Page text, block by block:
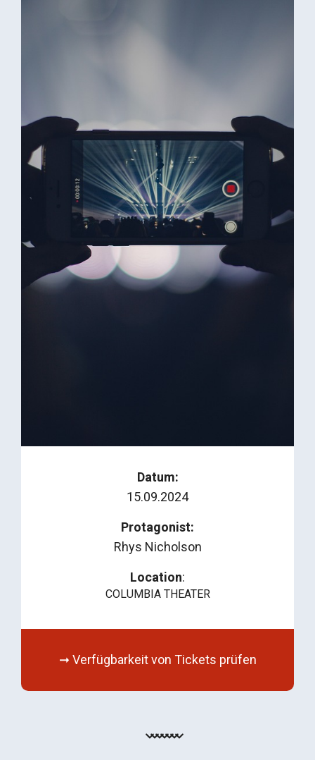
Datum:
15.09.2024
Protagonist:
Rhys Nicholson
Location:
COLUMBIA THEATER
➞ Verfügbarkeit von Tickets prüfen